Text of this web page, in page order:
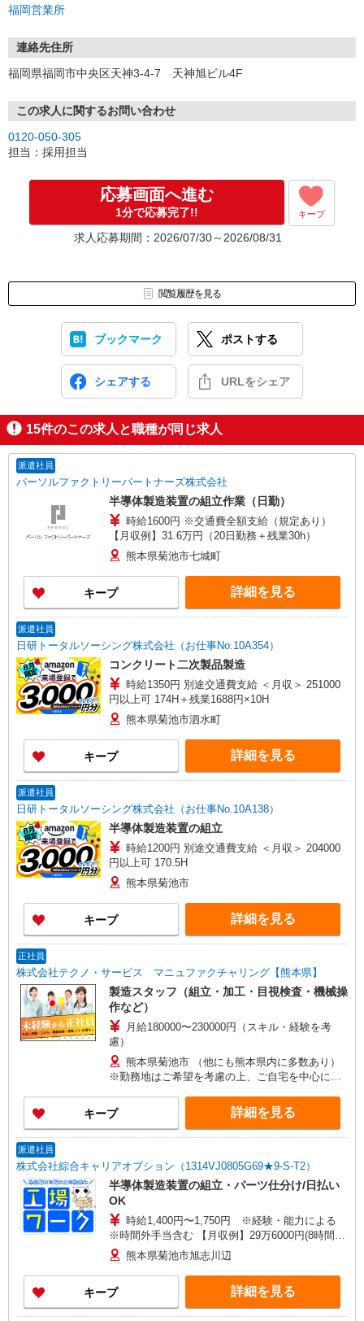
①応募から3営業日を目安に、メールorお電話でご連絡します。
★スマホでWEB面接（LINEなど）・出張面接・事務所面接と選べま
す
③面接実施（履歴書不要）
※ご希望があれば、職場見学の調整もOKです！
お気軽にご応募ください♪
福岡営業所
連絡先住所
福岡県福岡市中央区天神3-4-7 天神旭ビル4F
この求人に関するお問い合わせ
0120-050-305
担当：採用担当
応募画面へ進む
1分で応募完了!! キープ
求人応募期間：2026/07/30～2026/08/31
閲覧履歴を見る
ブックマーク ポストする
シェアする URLをシェア
15件のこの求人と職種が同じ求人
派遣社員
パーソルファクトリーパートナーズ株式会社
半導体製造装置の組立作業（日勤）
時給1600円 ※交通費全額支給（規定あり）
【月収例】31.6万円（20日勤務＋残業30h）
熊本県菊池市七城町
キープ 詳細を見る
派遣社員
日研トータルソーシング株式会社（お仕事No.10A354）
コンクリート二次製品製造
時給1350円 別途交通費支給 ＜月収＞ 251000
円以上可 174H＋残業1688円×10H
熊本県菊池市泗水町
キープ 詳細を見る
派遣社員
日研トータルソーシング株式会社（お仕事No.10A138）
半導体製造装置の組立
時給1200円 別途交通費支給 ＜月収＞ 204000
円以上可 170.5H
熊本県菊池市
キープ 詳細を見る
正社員
株式会社テクノ・サービス マニュファクチャリング【熊本県】
製造スタッフ（組立・加工・目視検査・機械操
作など）
月給180000〜230000円（スキル・経験を考
慮）
熊本県菊池市 （他にも熊本県内に多数あり）
※勤務地はご希望を考慮の上、ご自宅を中心に通
し）
キープ 詳細を見る
派遣社員
株式会社綜合キャリアオプション（1314VJ0805G69★9-S-T2）
半導体製造装置の組立・パーツ仕分け/日払い
OK
時給1,400円〜1,750円 ※経験・能力による
※時間外手当含む 【月収例】29万6000円(8時間
×21日+残業手当) 交通費：既定支給
熊本県菊池市旭志川辺
キープ 詳細を見る